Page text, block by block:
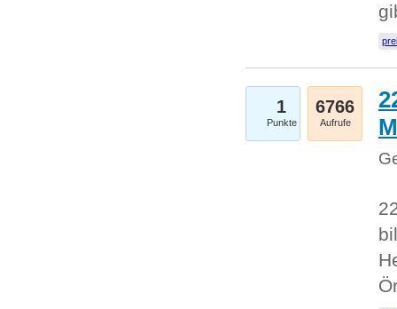
1
Punkte
6766
Aufrufe